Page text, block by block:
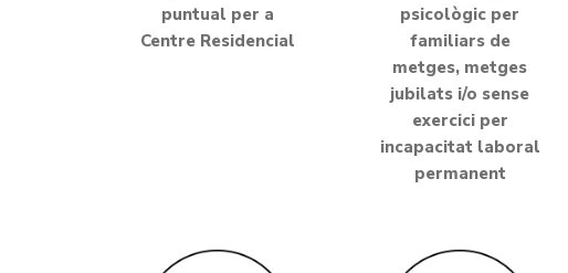
puntual per a
Centre Residencial
psicològic per
familiars de
metges, metges
jubilats i/o sense
exercici per
incapacitat laboral
permanent